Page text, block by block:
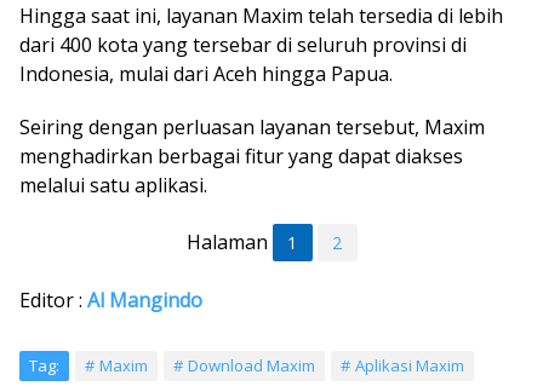
Hingga saat ini, layanan Maxim telah tersedia di lebih
dari 400 kota yang tersebar di seluruh provinsi di
Indonesia, mulai dari Aceh hingga Papua.
Seiring dengan perluasan layanan tersebut, Maxim
menghadirkan berbagai fitur yang dapat diakses
melalui satu aplikasi.
Halaman 1 2
Editor : Al Mangindo
Tag: Maxim Download Maxim
Aplikasi Maxim